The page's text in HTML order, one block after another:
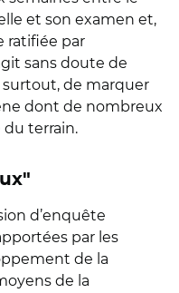
et son examen et,
ratifiée par
sans doute de
surtout, de marquer
dont de nombreux
terrain.
d’enquête
par les
de la
de la